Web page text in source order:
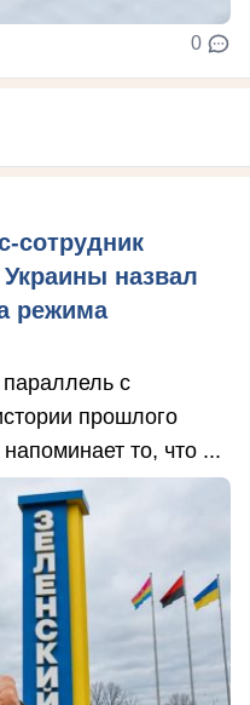
0
сотрудник
назвал
режима
с
прошлого
то, что ...